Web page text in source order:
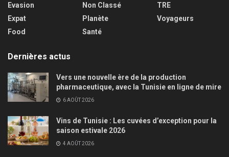
Evasion
Expat
Food
Non Classé
Planète
Santé
TRE
Voyageurs
Dernières actus
Vers une nouvelle ère de la production
pharmaceutique, avec la Tunisie en ligne de mire
6 AOÛT 2026
Vins de Tunisie : Les cuvées d’exception pour la
saison estivale 2026
4 AOÛT 2026